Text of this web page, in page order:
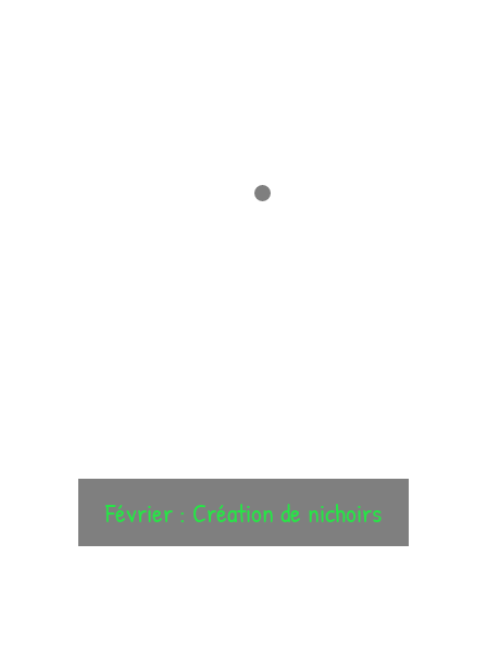
Février : Création de nichoirs